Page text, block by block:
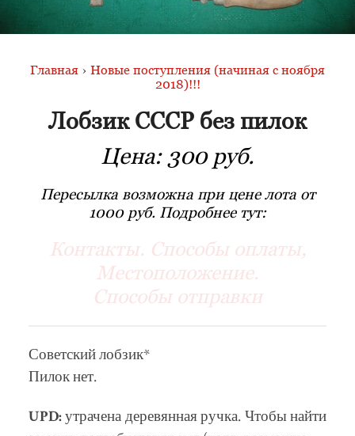
Главная › Новые поступления (начиная с ноября
2018)!!!
Лобзик СССР без пилок
Цена: 300 руб.
Пересылка возможна при цене лота от
1000 руб. Подробнее тут:
Контакты. Способы оплаты,
Местоположение.
Способы отправки
Советский лобзик*
Пилок нет.
UPD:утрачена деревянная ручка. Чтобы найти